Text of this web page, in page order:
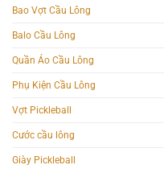
Bao Vợt Cầu Lông
Balo Cầu Lông
Quần Áo Cầu Lông
Phụ Kiện Cầu Lông
Vợt Pickleball
Cước cầu lông
Giày Pickleball